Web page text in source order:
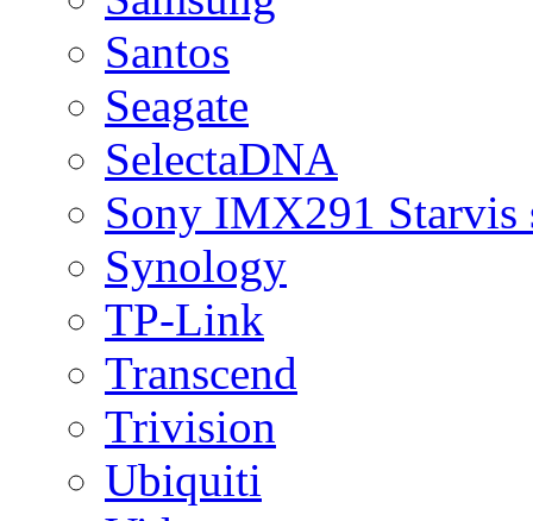
Santos
Seagate
SelectaDNA
Sony IMX291 Starvis
Synology
TP-Link
Transcend
Trivision
Ubiquiti